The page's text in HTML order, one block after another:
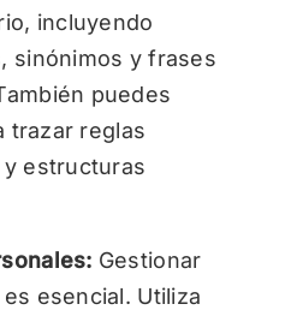
incluyendo
sinónimos y frases
puedes
trazar reglas
estructuras
Gestionar
esencial. Utiliza